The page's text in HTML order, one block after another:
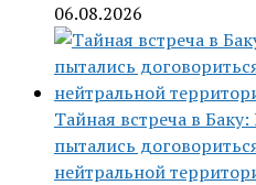
06.08.2026
Тайная встреча в
пытались
нейтральной